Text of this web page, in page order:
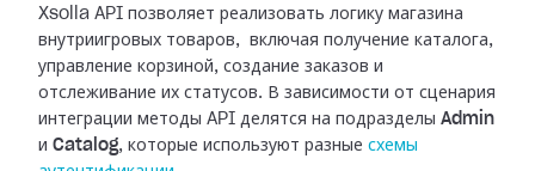
Xsolla API позволяет реализовать логику магазина
внутриигровых товаров, включая получение каталога,
управление корзиной, создание заказов и
отслеживание их статусов. В зависимости от сценария
интеграции методы API делятся на подразделы Admin
и Catalog, которые используют разные схемы